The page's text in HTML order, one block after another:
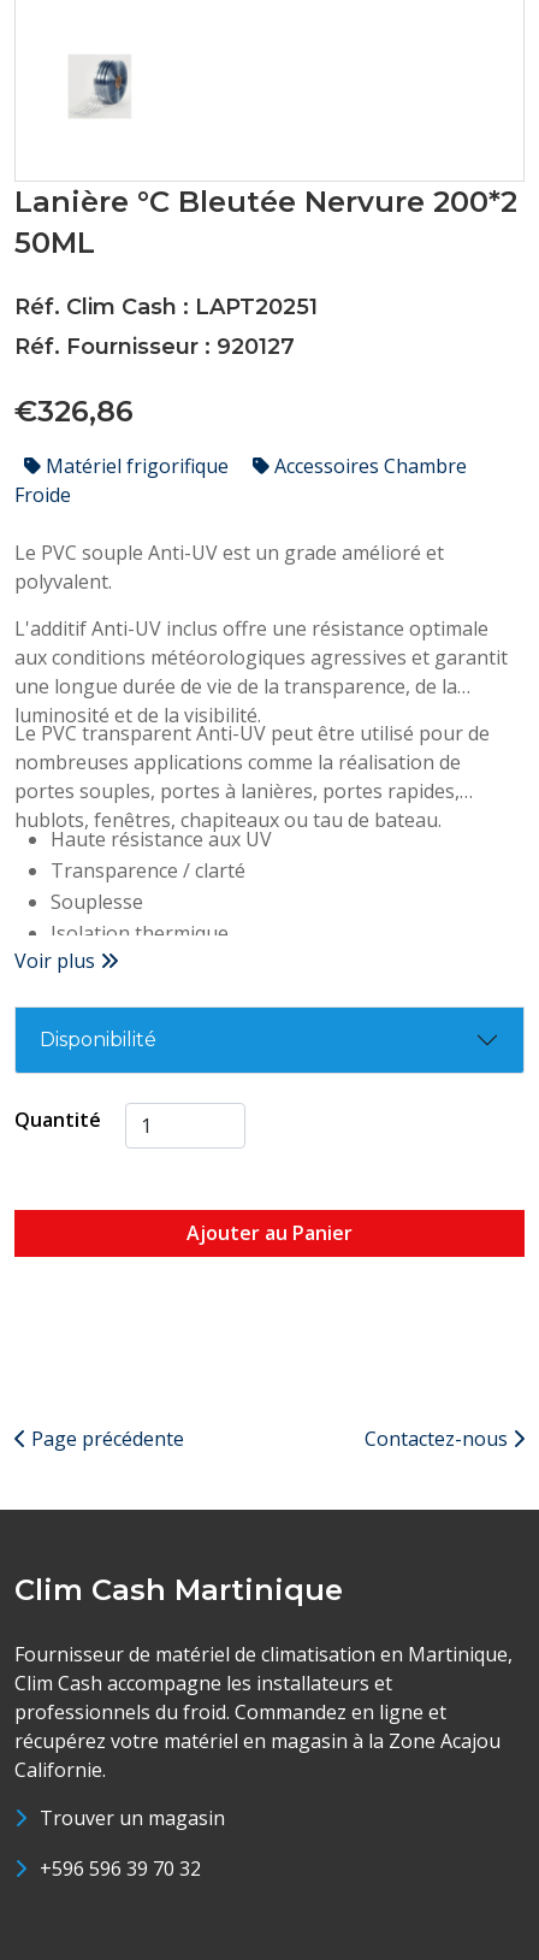
Lanière °C Bleutée Nervure 200*2
50ML
Réf. Clim Cash : LAPT20251
Réf. Fournisseur : 920127
€326,86
Matériel frigorifique
Accessoires Chambre
Froide
Le PVC souple Anti-UV est un grade amélioré et
polyvalent.
L'additif Anti-UV inclus offre une résistance optimale
aux conditions météorologiques agressives et garantit
une longue durée de vie de la transparence, de la
luminosité et de la visibilité.
Le PVC transparent Anti-UV peut être utilisé pour de
nombreuses applications comme la réalisation de
portes souples, portes à lanières, portes rapides,
hublots, fenêtres, chapiteaux ou tau de bateau.
Haute résistance aux UV
Transparence / clarté
Souplesse
Isolation thermique
Isolation phonique
Résistant aux rayures et aux chocs
Haute résistance aux produits chimiques
Voir plus
Disponibilité
Quantité
Ajouter au Panier
Page précédente Contactez-nous
Clim Cash Martinique
Fournisseur de matériel de climatisation en Martinique,
Clim Cash accompagne les installateurs et
professionnels du froid. Commandez en ligne et
récupérez votre matériel en magasin à la Zone Acajou
Californie.
Trouver un magasin
+596 596 39 70 32